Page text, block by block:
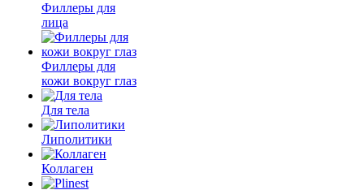
Филлеры для
лица
Филлеры для
кожи вокруг глаз
Для тела
Липолитики
Коллаген